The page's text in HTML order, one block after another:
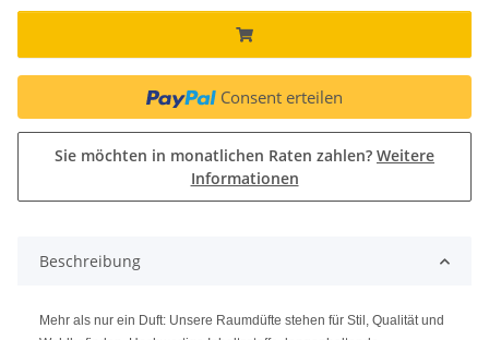
Consent erteilen
Sie möchten in monatlichen Raten zahlen? Weitere
Informationen
Beschreibung
Mehr als nur ein Duft: Unsere Raumdüfte stehen für Stil, Qualität und